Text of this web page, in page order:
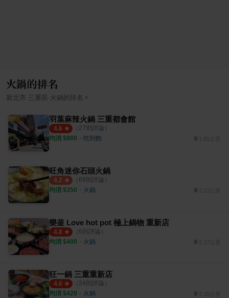
火鍋的排名
新北市 三重區 火鍋 的排名 ›
羽葉麻辣火鍋 三重都會館
4.6 （ 27則評論）
均消 $800 ・ 吃到飽
旺角迷你石頭火鍋
4.2 （ 69則評論）
均消 $350 ・ 火鍋
樂釜 Love hot pot 極上鍋物 重新店
4.8 （ 6則評論）
均消 $400 ・ 火鍋
狂一鍋 三重重新店
4.6 （ 24則評論）
均消 $420 ・ 火鍋 2.15公里